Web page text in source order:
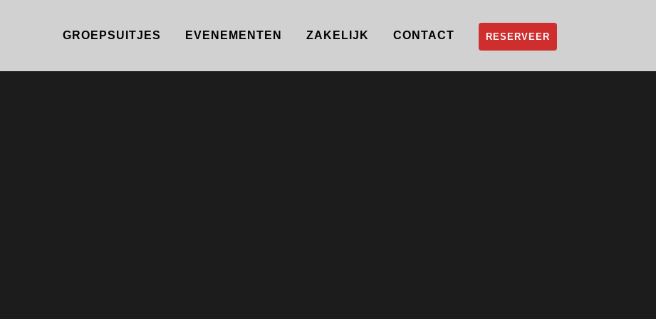
RESERVEER
GROEPSUITJES EVENEMENTEN ZAKELIJK CONTACT